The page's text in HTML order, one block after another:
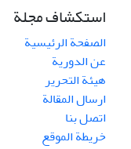
استكشاف مجلة
الصفحة الرئيسية
عن الدورية
هيئة التحرير
ارسال المقالة
اتصل بنا
خريطة الموقع